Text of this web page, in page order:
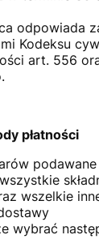
odpowiada
Kodeksu
art. 556
płatności
wszelkie
wybrać